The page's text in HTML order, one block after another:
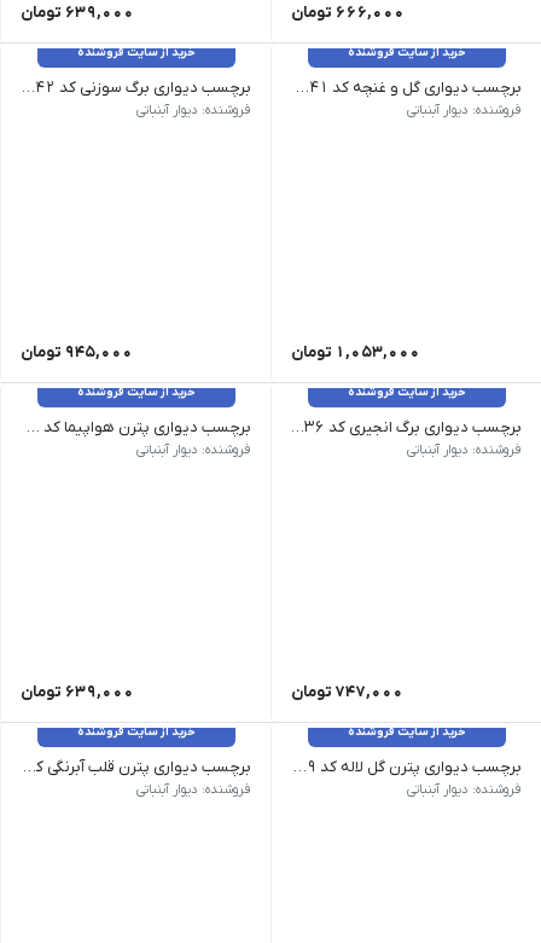
666,000 تومان 639,000 تومان
خرید از سایت فروشنده
برچسب دیواری گل و غنچه کد 1541 وزن 120 گرم سایز: ارتفاع بعد از نصب 120 سانت عرض 95 سانت رنگ رنگبندی قابل تغییر نیست
فروشنده: دیوار آبنباتی
1,053,000 تومان
خرید از سایت فروشنده
برچسب دیواری برگ سوزنی کد 1542 وزن 120 گرم سایز: ابعاد هر برگ 15 در 25 سانت رنگ رنگبندی قابل تغییر نیست
فروشنده: دیوار آبنباتی
945,000 تومان
خرید از سایت فروشنده
برچسب دیواری برگ انجیری کد 1536 وزن 120 گرم سایز: هر بسته دیوار دو در سه متر را پر میکند رنگ: بدون تغییر رنگ
فروشنده: دیوار آبنباتی
747,000 تومان
خرید از سایت فروشنده
برچسب دیواری پترن هواپیما کد 1521
فروشنده: دیوار آبنباتی
639,000 تومان
خرید از سایت فروشنده
برچسب دیواری پترن گل لاله کد 1519 وزن 120 گرم سایز: هر گل ارتفاع 12سانت رنگ: قابل تغییر هست
فروشنده: دیوار آبنباتی
خرید از سایت فروشنده
برچسب دیواری پترن قلب آبرنگی کد 1472 وزن 120 گرم سایز: ابعاد هر قلب 6 در 5 سانت میباشد رنگ: بدون تغییر رنگ
فروشنده: دیوار آبنباتی